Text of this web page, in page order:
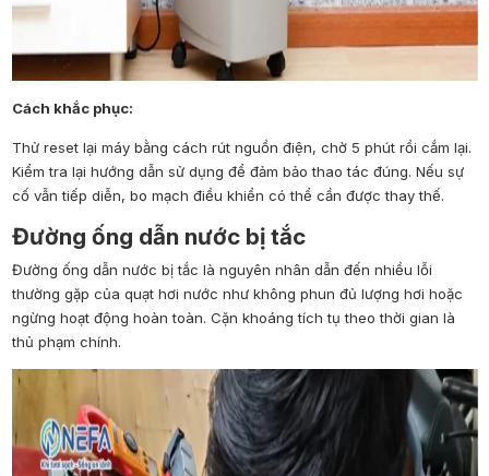
Cách khắc phục:
Thử reset lại máy bằng cách rút nguồn điện, chờ 5 phút rồi cắm lại.
Kiểm tra lại hướng dẫn sử dụng để đảm bảo thao tác đúng. Nếu sự
cố vẫn tiếp diễn, bo mạch điều khiển có thể cần được thay thế.
Đường ống dẫn nước bị tắc
Đường ống dẫn nước bị tắc là nguyên nhân dẫn đến nhiều lỗi
thường gặp của quạt hơi nước như không phun đủ lượng hơi hoặc
ngừng hoạt động hoàn toàn. Cặn khoáng tích tụ theo thời gian là
thủ phạm chính.